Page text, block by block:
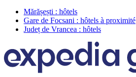
Mărășești : hôtels
Gare de Focsani : hôtels à proximité
Județ de Vrancea : hôtels